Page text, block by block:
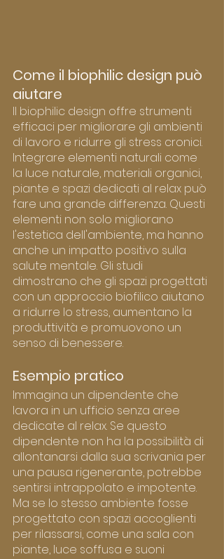
Come il biophilic design può
aiutare
Il biophilic design offre strumenti
efficaci per migliorare gli ambienti
di lavoro e ridurre gli stress cronici.
Integrare elementi naturali come
la luce naturale, materiali organici,
piante e spazi dedicati al relax può
fare una grande differenza. Questi
elementi non solo migliorano
l'estetica dell'ambiente, ma hanno
anche un impatto positivo sulla
salute mentale. Gli studi
dimostrano che gli spazi progettati
con un approccio biofilico aiutano
a ridurre lo stress, aumentano la
produttività e promuovono un
senso di benessere.
Esempio pratico
Immagina un dipendente che
lavora in un ufficio senza aree
dedicate al relax. Se questo
dipendente non ha la possibilità di
allontanarsi dalla sua scrivania per
una pausa rigenerante, potrebbe
sentirsi intrappolato e impotente.
Ma se lo stesso ambiente fosse
progettato con spazi accoglienti
per rilassarsi, come una sala con
piante, luce soffusa e suoni